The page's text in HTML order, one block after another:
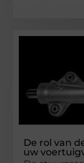
De rol van
uw